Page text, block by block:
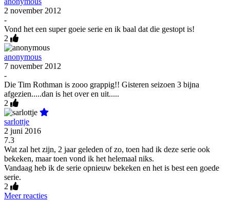
2 november 2012
-
Vond het een super goeie serie en ik baal dat die gestopt is!
2
anonymous
7 november 2012
-
Die Tim Rothman is zooo grappig!! Gisteren seizoen 3 bijna
afgezien.....dan is het over en uit.....
2
sarlottje
2 juni 2016
7.3
Wat zal het zijn, 2 jaar geleden of zo, toen had ik deze serie ook
bekeken, maar toen vond ik het helemaal niks.
Vandaag heb ik de serie opnieuw bekeken en het is best een goede
serie.
2
Meer reacties